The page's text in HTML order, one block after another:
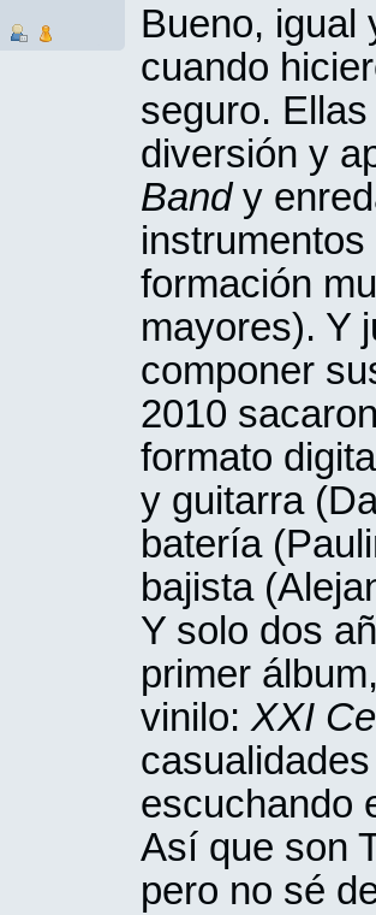
Bueno, igual
cuando
seguro.
diversión y
Bandy
formación
mayores). Y
componer
2010
formato
y guitarra
batería
bajista
Y solo dos
primer
vinilo:XXI
escuchando
Así que son
pero no sé